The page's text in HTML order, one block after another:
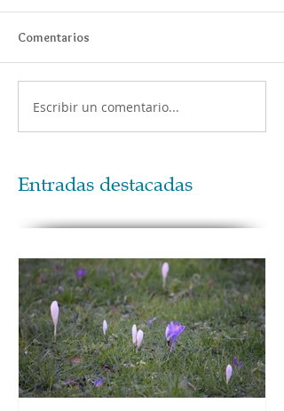
Comentarios
Escribir un comentario...
Entradas destacadas